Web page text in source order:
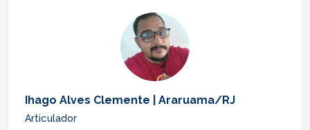
Ihago Alves Clemente | Araruama/RJ
Articulador